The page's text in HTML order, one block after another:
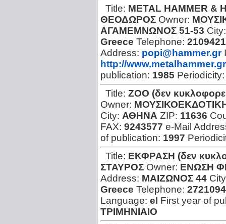
Title: METAL HAMMER &
ΘΕΟΔΩΡΟΣ Owner:
ΑΓΑΜΕΜΝΩΝΟΣ 51-53
Greece Telephone:
Address: popi@hammer.gr
http://
publication: 1985
Title: ZOO (δεν
Owner:
City: ΑΘΗΝΑ ZIP: 11636
FAX: 9243577 e-Mail
of publication: 1997
Title: ΕΚΦΡΑΣΗ (δεν
ΣΤΑΥΡΟΣ Owner: ΕΝΩΣΗ
Address: ΜΑΙΖΩΝΟΣ 44
Greece Telephone:
Language: el First year of
ΤΡΙΜΗΝΙΑΙΟ